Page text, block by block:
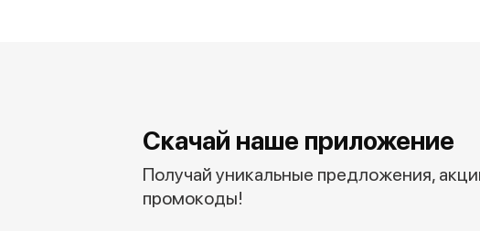
Скачай наше приложение
Получай уникальные предложения,
промокоды!